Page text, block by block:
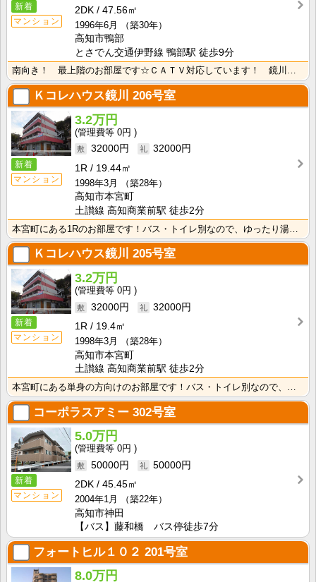
新着
マンション
2DK
47.56㎡
1996年6月
（築30年）
高知市鴨部
とさでん交通伊野線 鴨部駅 徒歩9分
南向き！ 最上階のお部屋です☆ＣＡＴＶ対応しています！ 鏡川緑地公園が近くにあるので、休日はお散歩を･･･
Ｋコレハウス鏡川 206号室
新着
マンション
3.2万円
0円
32000円
32000円
1R
19.44㎡
1998年3月
（築28年）
高知市本宮町
土讃線 高知商業前駅 徒歩2分
Ｋコレハウス鏡川 205号室
新着
マンション
3.2万円
0円
32000円
32000円
1R
19.4㎡
1998年3月
（築28年）
高知市本宮町
土讃線 高知商業前駅 徒歩2分
コーポラスアミー 302号室
新着
マンション
5.0万円
0円
50000円
50000円
2DK
45.45㎡
2004年1月
（築22年）
高知市神田
【バス】藤和橋 バス停徒歩7分
フォートヒル１０２ 201号室
8.0万円